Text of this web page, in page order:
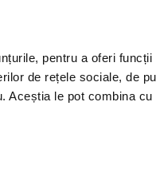
pentru a oferi
de rețele sociale, de
le pot combina